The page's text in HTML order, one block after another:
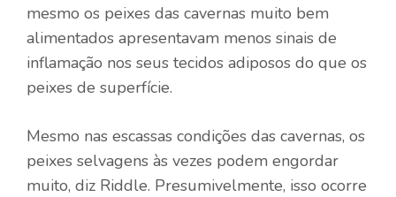
mesmo os peixes das cavernas muito bem
alimentados apresentavam menos sinais de
inflamação nos seus tecidos adiposos do que os
peixes de superfície.
Mesmo nas escassas condições das cavernas, os
peixes selvagens às vezes podem engordar
muito, diz Riddle. Presumivelmente, isso ocorre